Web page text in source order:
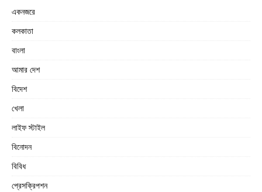
একনজরে
কলকাতা
বাংলা
আমার দেশ
বিদেশ
খেলা
লাইফ স্টাইল
বিনোদন
বিবিধ
প্রেসক্রিপশন